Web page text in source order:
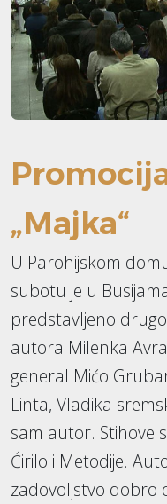
„Majka“
U Parohijskom
subotu je u
predstavljeno
autora Milenka
general Mićo
Linta, Vladika
sam autor. Stihove
Ćirilo i Metodije.
zadovoljstvo dobro